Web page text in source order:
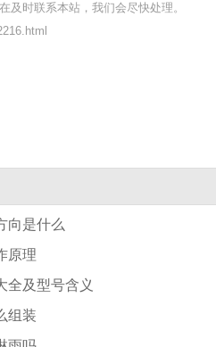
时联系本站，我们会尽快处理。
向是什么
原理
全及型号含义
组装